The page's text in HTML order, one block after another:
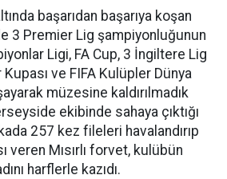
başarıdan başarıya koşan
3 Premier Lig şampiyonluğunun
Ligi, FA Cup, 3 İngiltere Lig
Kupası ve FIFA Kulüpler Dünya
müzesine kaldırılmadık
ekibinde sahaya çıktığı
257 kez fileleri havalandırıp
veren Mısırlı forvet, kulübün
harflerle kazıdı.